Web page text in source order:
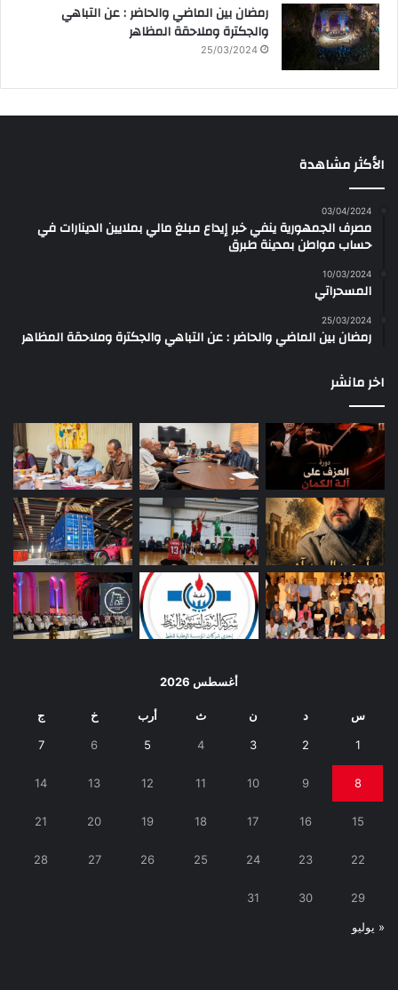
رمضان بين الماضي والحاضر : عن التباهي
والجكترة وملاحقة المظاهر
25/03/2024
الأكثر مشاهدة
03/04/2024
مصرف الجمهورية ينفي خبر إيداع مبلغ مالي بملايين الدينارات في
حساب مواطن بمدينة طبرق
10/03/2024
المسحراتي
25/03/2024
رمضان بين الماضي والحاضر : عن التباهي والجكترة وملاحقة المظاهر
اخر مانشر
أغسطس 2026
س د ن ث أرب خ ج
1
2
3
4
5
6
7
8
9
10
11
12
13
14
15
16
17
18
19
20
21
22
23
24
25
26
27
28
29
30
31
« يوليو